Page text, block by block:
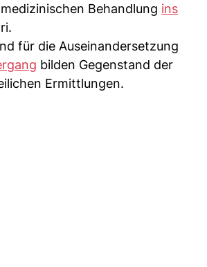
Behandlung ins
für die Auseinandersetzung
bilden Gegenstand der
Ermittlungen.